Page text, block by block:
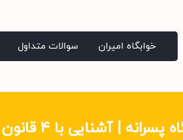
خوابگاه امیران سوالات متداول
| آشنایی با ۴ قانون و مقررات